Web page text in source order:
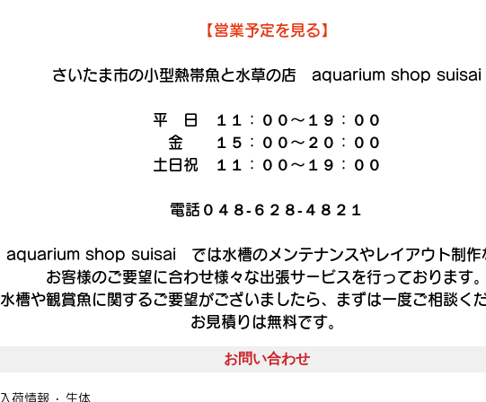
【営業予定を見る】
さいたま市の小型熱帯魚と水草の店　aquarium shop suisai
平　日　１１：００～１９：００
金　　１５：００～２０：００
土日祝　１１：００～１９：００
電話０４８‐６２８‐４８２１
aquarium shop suisai　では水槽のメンテナンスやレイアウト制作
お客様のご要望に合わせ様々な出張サービスを行っております。
水槽や観賞魚に関するご要望がございましたら、まずは一度ご相談くだ
お見積りは無料です。
お問い合わせ
入荷情報 生体